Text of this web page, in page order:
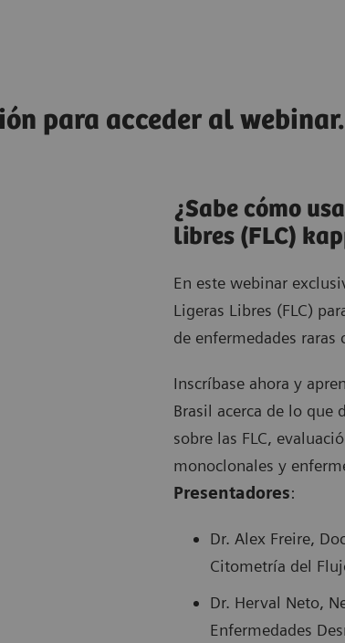
para acceder al
¿Sabe cómo
libres (FLC)
En este webinar
Ligeras Libres (FLC)
de enfermedades
Inscríbase ahora y
Brasil acerca de lo que
sobre las FLC,
monoclonales y
Presentadores:
Dr. Alex Freire,
Citometría del
Dr. Herval Neto,
Enfermedades